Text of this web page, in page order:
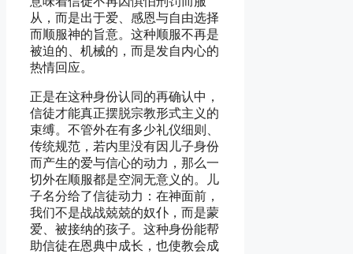
从，而是出于爱、感恩与自由选择
而顺服神的旨意。这种顺服不再是
被迫的、机械的，而是发自内心的
热情回应。
正是在这种身份认同的再确认中，
信徒才能真正摆脱宗教形式主义的
束缚。不管外在有多少礼仪细则、
传统规范，若内里没有因儿子身份
而产生的爱与信心的动力，那么一
切外在顺服都是空洞无意义的。儿
子名分给了信徒动力：在神面前，
我们不是战战兢兢的奴仆，而是蒙
爱、被接纳的孩子。这种身份能帮
助信徒在恩典中成长，也使教会成